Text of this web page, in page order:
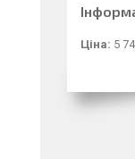
Ціна: 5